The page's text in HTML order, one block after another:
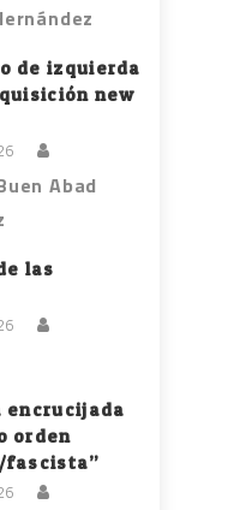
de izquierda
new
Abad
las
encrucijada
orden